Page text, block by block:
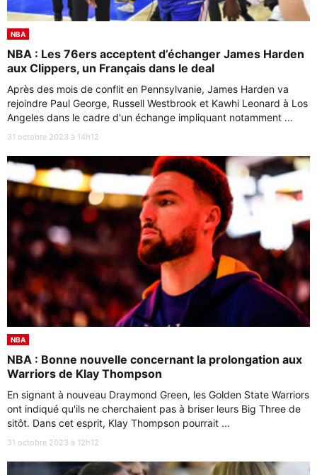
NBA
NBA : Les 76ers acceptent d’échanger James Harden
aux Clippers, un Français dans le deal
Après des mois de conflit en Pennsylvanie, James Harden va
rejoindre Paul George, Russell Westbrook et Kawhi Leonard à Los
Angeles dans le cadre d'un échange impliquant notamment ...
31 octobre 2023 à 14h12
NBA
NBA : Bonne nouvelle concernant la prolongation aux
Warriors de Klay Thompson
En signant à nouveau Draymond Green, les Golden State Warriors
ont indiqué qu'ils ne cherchaient pas à briser leurs Big Three de
sitôt. Dans cet esprit, Klay Thompson pourrait ...
31 octobre 2023 à 12h12